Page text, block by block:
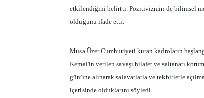
etkilendiğini belirtti. Pozitivizmin de bilimsel
olduğunu ifade etti.
Musa Üzer Cumhuriyeti kuran kadroların
Kemal'in verilen savaşı hilafet ve saltanatı
gününe alınarak salavatlarla ve tekbirlerle
içerisinde olduklarını söyledi.